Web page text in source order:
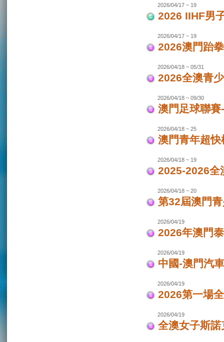
2026/04/17 ~ 19
2026 IIHF男
2026/04/17 ~ 19
2026澳門跆
2026/04/18 ~ 05/31
2026全澳青
2026/04/18 ~ 09/30
澳門足球聯
2026/04/18 ~ 25
澳門青年超快
2026/04/18 ~ 19
2025-2026全
2026/04/18 ~ 20
第32屆澳門
2026/04/19
2026年澳門
2026/04/19
中國-澳門汽
2026/04/19
2026第一場
2026/04/19
全澳女子斯諾